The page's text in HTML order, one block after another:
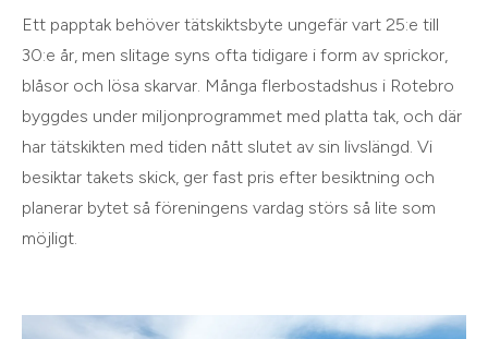
Ett papptak behöver tätskiktsbyte ungefär vart 25:e till
30:e år, men slitage syns ofta tidigare i form av sprickor,
blåsor och lösa skarvar. Många flerbostadshus i Rotebro
byggdes under miljonprogrammet med platta tak, och där
har tätskikten med tiden nått slutet av sin livslängd. Vi
besiktar takets skick, ger fast pris efter besiktning och
planerar bytet så föreningens vardag störs så lite som
möjligt.